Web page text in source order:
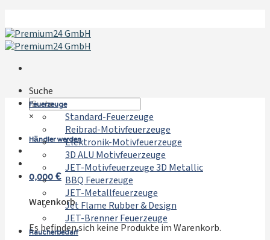
Inhalt
springen
Suche
×
Händler werden
0,000€
Warenkorb
Es befinden sich keine Produkte im Warenkorb.
Feuerzeuge
Standard-Feuerzeuge
Reibrad-Motivfeuerzeuge
Elektronik-Motivfeuerzeuge
3D ALU Motivfeuerzeuge
JET-Motivfeuerzeuge 3D Metallic
BBQ Feuerzeuge
JET-Metallfeuerzeuge
Jet Flame Rubber & Design
JET-Brenner Feuerzeuge
Raucherbedarf